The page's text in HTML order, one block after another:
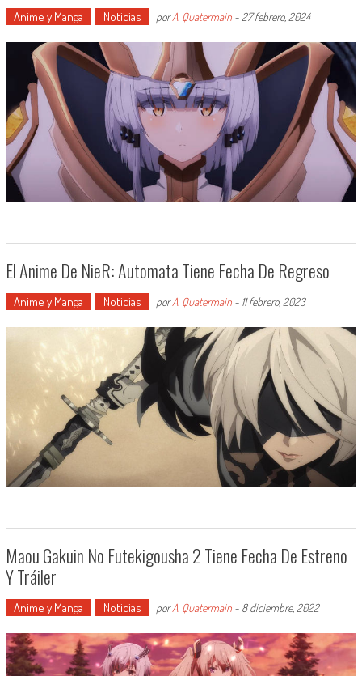
Anime y Manga Noticias porA. Quatermain- 27 febrero, 2024
El Anime De NieR: Automata Tiene Fecha De Regreso
Anime y Manga Noticias porA. Quatermain- 11 febrero, 2023
Maou Gakuin No Futekigousha 2 Tiene Fecha De Estreno
Y Tráiler
Anime y Manga Noticias porA. Quatermain- 8 diciembre, 2022